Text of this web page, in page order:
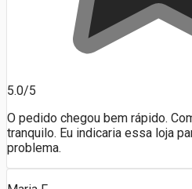
5.0/5
O pedido chegou bem rápido.
tranquilo. Eu indicaria essa loja
problema.